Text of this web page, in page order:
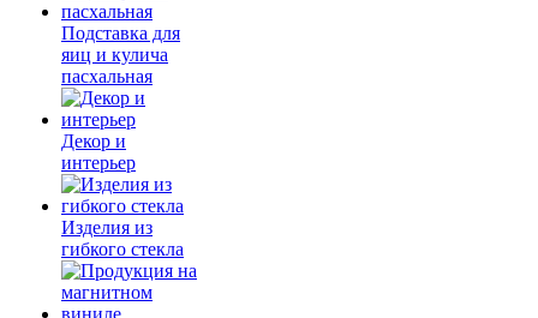
Подставка для
яиц и кулича
пасхальная
Декор и
интерьер
Изделия из
гибкого стекла